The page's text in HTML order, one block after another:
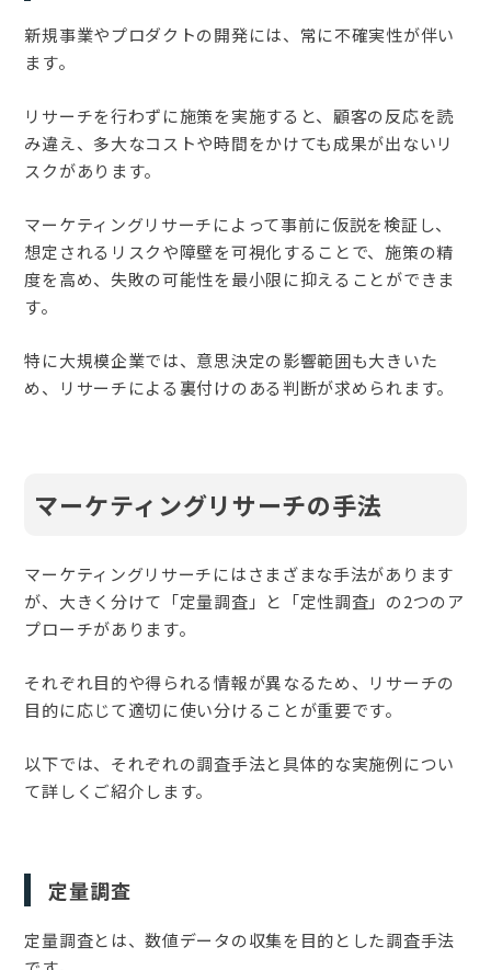
新規事業やプロダクトの開発には、常に不確実性が伴い
ます。
リサーチを行わずに施策を実施すると、顧客の反応を読
み違え、多大なコストや時間をかけても成果が出ないリ
スクがあります。
マーケティングリサーチによって事前に仮説を検証し、
想定されるリスクや障壁を可視化することで、施策の精
度を高め、失敗の可能性を最小限に抑えることができま
す。
特に大規模企業では、意思決定の影響範囲も大きいた
め、リサーチによる裏付けのある判断が求められます。
マーケティングリサーチの手法
マーケティングリサーチにはさまざまな手法があります
が、大きく分けて「定量調査」と「定性調査」の2つのア
プローチがあります。
それぞれ目的や得られる情報が異なるため、リサーチの
目的に応じて適切に使い分けることが重要です。
以下では、それぞれの調査手法と具体的な実施例につい
て詳しくご紹介します。
定量調査
定量調査とは、数値データの収集を目的とした調査手法